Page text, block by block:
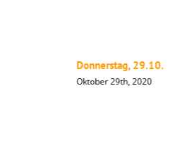
Donnerstag, 29.10.
Oktober 29th, 2020